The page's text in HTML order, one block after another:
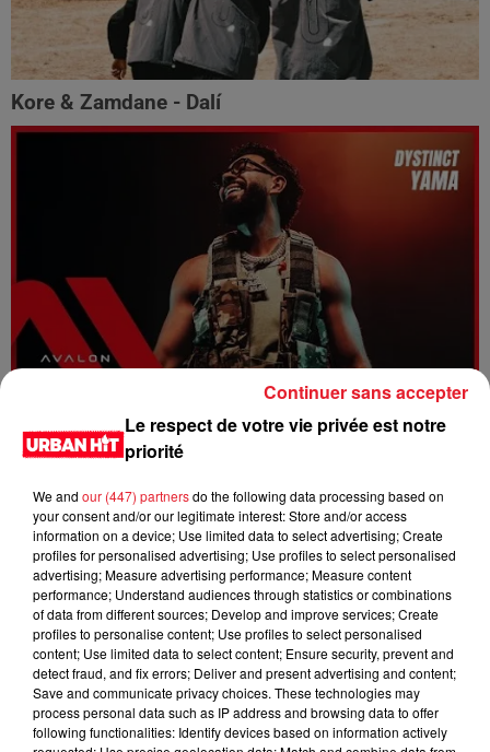
Kore & Zamdane - Dalí
FOLA & Victony - golibe
Le respect de votre vie privée est notre
priorité
We and our (447) partnersdo the following data processing based on
your consent and/or our legitimate interest: Store and/or access
information on a device; Use limited data to select advertising; Create
profiles for personalised advertising; Use profiles to select personalised
advertising; Measure advertising performance; Measure content
performance; Understand audiences through statistics or combinations
of data from different sources; Develop and improve services; Create
profiles to personalise content; Use profiles to select personalised
content; Use limited data to select content; Ensure security, prevent and
detect fraud, and fix errors; Deliver and present advertising and content;
Save and communicate privacy choices. These technologies may
process personal data such as IP address and browsing data to offer
following functionalities: Identify devices based on information actively
Continuer sans accepter